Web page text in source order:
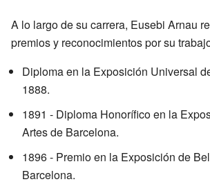
A lo largo de su carrera, Eusebi Arnau
premios y reconocimientos por su
Diploma en la Exposición Universal
1888.
1891 - Diploma Honorífico en la
Artes de Barcelona.
1896 - Premio en la Exposición de
Barcelona.